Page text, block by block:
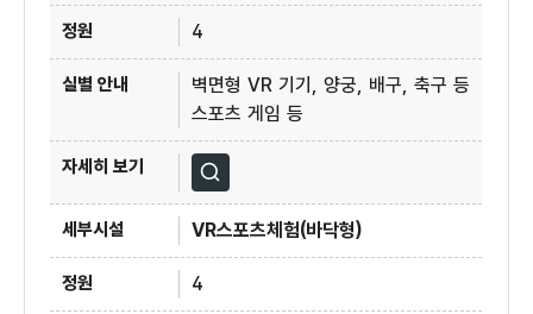
4
벽면형 VR 기기, 양궁, 배구, 축구 등
스포츠 게임 등
자세히보기
VR스포츠체험(바닥형)
4